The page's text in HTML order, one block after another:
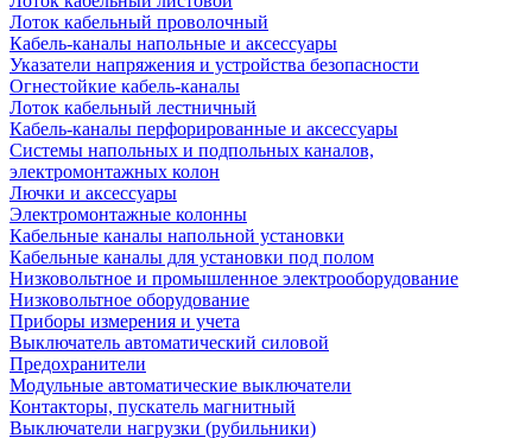
Лоток кабельный проволочный
Кабель-каналы напольные и аксессуары
Указатели напряжения и устройства безопасности
Огнестойкие кабель-каналы
Лоток кабельный лестничный
Кабель-каналы перфорированные и аксессуары
Системы напольных и подпольных каналов,
электромонтажных колон
Лючки и аксессуары
Электромонтажные колонны
Кабельные каналы напольной установки
Кабельные каналы для установки под полом
Низковольтное и промышленное электрооборудование
Низковольтное оборудование
Приборы измерения и учета
Выключатель автоматический силовой
Предохранители
Модульные автоматические выключатели
Контакторы, пускатель магнитный
Выключатели нагрузки (рубильники)